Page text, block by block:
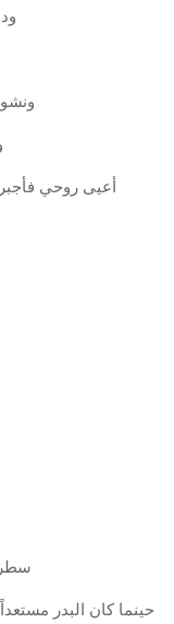
أعيى روحي
حينما كان البدر